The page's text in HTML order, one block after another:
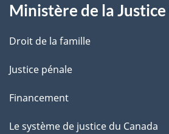
e
Ministère de la Justice
Droit de la famille
Justice pénale
Financement
Le système de justice du Canada